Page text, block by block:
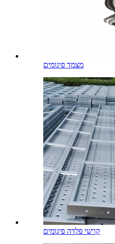
מצמד פיגומים
קרשי פלדה פיגומים